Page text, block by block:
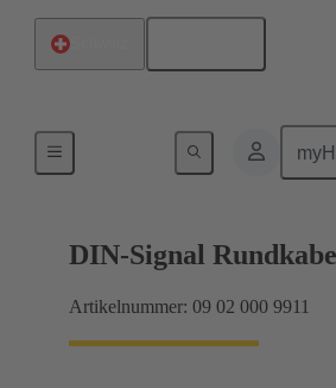
DIN-Signal
Artikelnummer: 09 02 000 9911